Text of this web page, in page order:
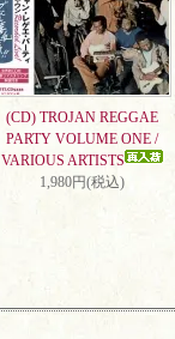
(CD) TROJAN REGGAE
PARTY VOLUME ONE /
VARIOUS ARTISTS
1,980円(税込)